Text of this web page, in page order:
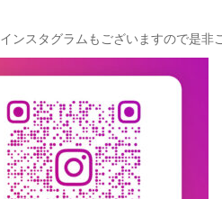
ンスタグラムもございますので是非